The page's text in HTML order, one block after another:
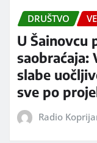
DRUŠTVO
U Šainovcu
saobraćaja:
slabe
sve po
Radio